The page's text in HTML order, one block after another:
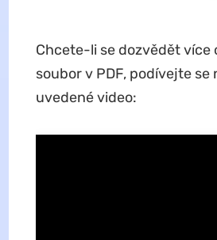
Chcete-li se dozvědět více
soubor v PDF, podívejte se
uvedené video: